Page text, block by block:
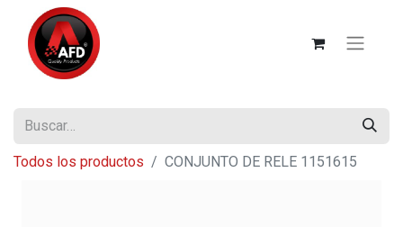
Todos los productos CONJUNTO DE RELE 1151615